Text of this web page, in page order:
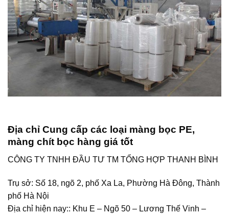
Địa chỉ Cung cấp các loại màng bọc PE,
màng chít bọc hàng giá tốt
CÔNG TY TNHH ĐẦU TƯ TM TỔNG HỢP THANH BÌNH
Trụ sở: Số 18, ngõ 2, phố Xa La, Phường Hà Đông, Thành
phố Hà Nội
Địa chỉ hiện nay:: Khu E – Ngõ 50 – Lương Thế Vinh –